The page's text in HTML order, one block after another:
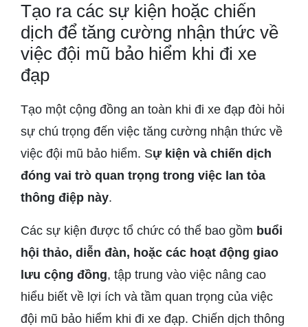
Tạo ra các sự kiện hoặc chiến
dịch để tăng cường nhận thức về
việc đội mũ bảo hiểm khi đi xe
đạp
Tạo một cộng đồng an toàn khi đi xe đạp đòi hỏi
sự chú trọng đến việc tăng cường nhận thức về
việc đội mũ bảo hiểm. Sự kiện và chiến dịch
đóng vai trò quan trọng trong việc lan tỏa
thông điệp này.
Các sự kiện được tổ chức có thể bao gồm buổi
hội thảo, diễn đàn, hoặc các hoạt động giao
lưu cộng đồng, tập trung vào việc nâng cao
hiểu biết về lợi ích và tầm quan trọng của việc
đội mũ bảo hiểm khi đi xe đạp. Chiến dịch thông